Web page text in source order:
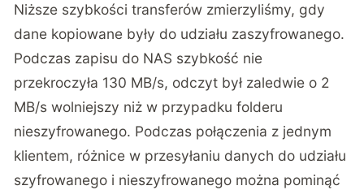
Niższe szybkości transferów zmierzyliśmy, gdy
dane kopiowane były do udziału zaszyfrowanego.
Podczas zapisu do NAS szybkość nie
przekroczyła 130 MB/s, odczyt był zaledwie o 2
MB/s wolniejszy niż w przypadku folderu
nieszyfrowanego. Podczas połączenia z jednym
klientem, różnice w przesyłaniu danych do udziału
szyfrowanego i nieszyfrowanego można pominąć